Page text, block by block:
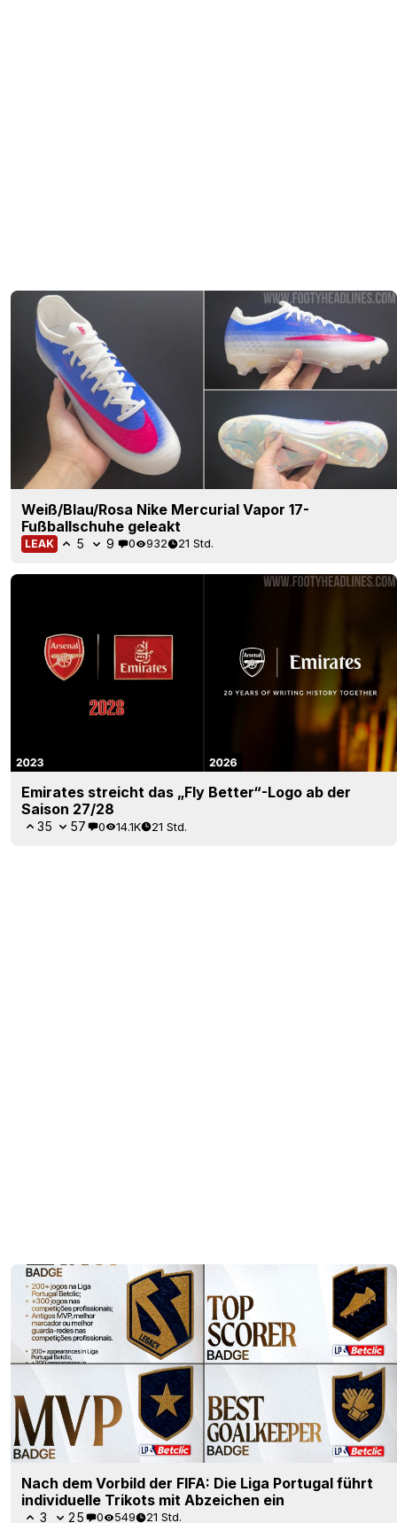
Weiß/Blau/Rosa Nike Mercurial Vapor 17-
Fußballschuhe geleakt
LEAK 5 9 0 932 21 Std.
Emirates streicht das „Fly Better“-Logo ab der
Saison 27/28
35 57 0 14.1K 21 Std.
Nach dem Vorbild der FIFA: Die Liga Portugal führt
individuelle Trikots mit Abzeichen ein
3 25 0 549 21 Std.